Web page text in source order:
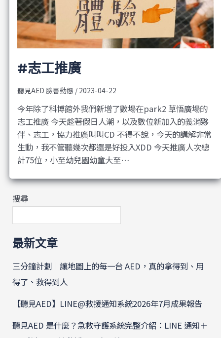
#志工推廣
聽見AED 臉書動態 / 2023-04-22
今年除了科博館外我們新增了數場在park2 草悟廣場的
志工推廣 今天趁著假日人潮，以及數位新加入的義消夥
伴、志工，協力推廣叫叫CD 不得不說，今天的講解非常
生動，我不管聽幾次都還是好投入XDD 今天推廣人次總
計75位，小至幼兒園幼童大至…
搜尋
最新文章
三分鐘計劃｜讓地圖上的每一台 AED，真的拿得到、用
得了、救得到人
【聽見AED】LINE@救援通知系統2026年7月成果報告
聽見AED 是什麼？急救守護系統完整介紹：LINE 通知＋